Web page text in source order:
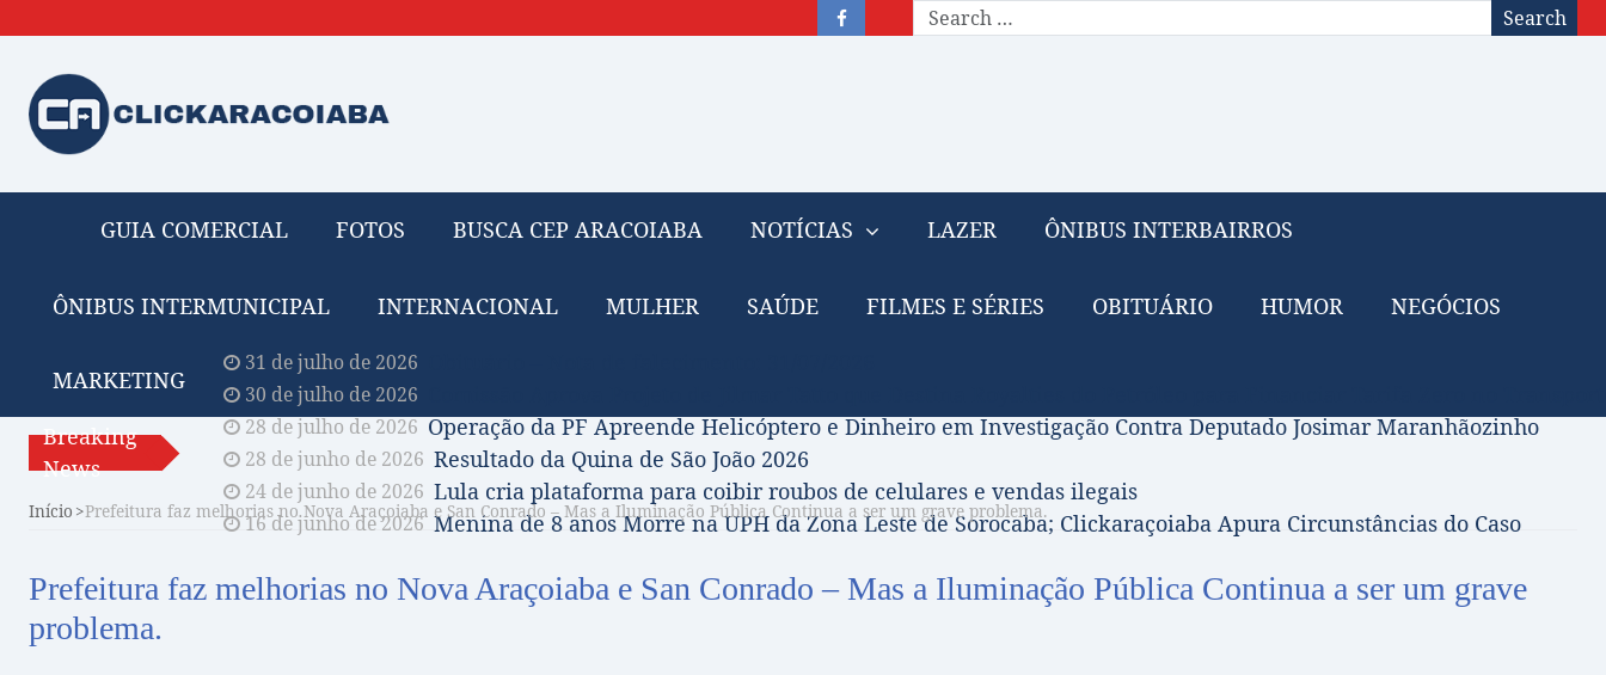
Search
GUIA COMERCIAL FOTOS BUSCA CEP ARACOIABA NOTÍCIAS LAZER ÔNIBUS INTERBAIRROS
ÔNIBUS INTERMUNICIPAL INTERNACIONAL MULHER SAÚDE FILMES E SÉRIES OBITUÁRIO HUMOR NEGÓCIOS
MARKETING
Breaking
News
31 de julho de 2026
30 de julho de 2026
28 de julho de 2026 Operação da PF Apreende Helicóptero e Dinheiro em Investigação Contra Deputado Josimar Maranhãozinho
28 de junho de 2026 Resultado da Quina de São João 2026
24 de junho de 2026 Lula cria plataforma para coibir roubos de celulares e vendas ilegais
16 de junho de 2026 Menina de 8 anos Morre na UPH da Zona Leste de Sorocaba; Clickaraçoiaba Apura Circunstâncias do Caso
Início Prefeitura faz melhorias no Nova Araçoiaba e San Conrado – Mas a Iluminação Pública Continua a ser um grave problema.
Prefeitura faz melhorias no Nova Araçoiaba e San Conrado – Mas a Iluminação Pública Continua a ser um grave
problema.